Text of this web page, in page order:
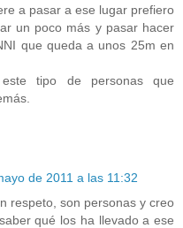
a pasar a ese lugar prefiero
un poco más y pasar hacer
que queda a unos 25m en
tipo de personas que
de 2011 a las 11:32
respeto, son personas y creo
qué los ha llevado a ese